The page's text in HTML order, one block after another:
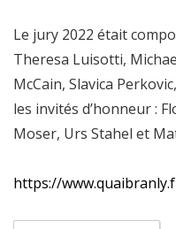
Le jury 2022 était
Theresa Luisotti,
McCain, Slavica
les invités d’honneur :
Moser, Urs Stahel et
https://